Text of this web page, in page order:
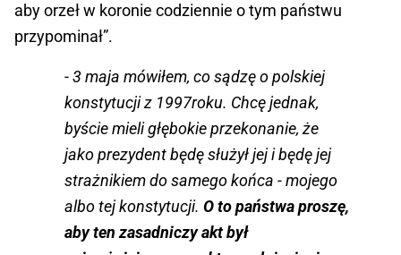
aby orzeł w koronie codziennie o tym państwu
przypominał”.
- 3 maja mówiłem, co sądzę o polskiej
konstytucji z 1997roku. Chcę jednak,
byście mieli głębokie przekonanie, że
jako prezydent będę służył jej i będę jej
strażnikiem do samego końca - mojego
albo tej konstytucji. O to państwa proszę,
aby ten zasadniczy akt był